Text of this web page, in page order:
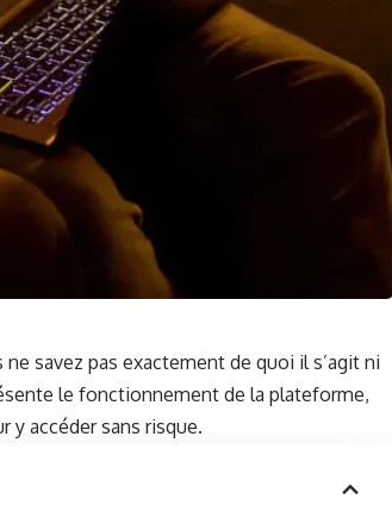
ne savez pas exactement de quoi il s’agit ni
le fonctionnement de la plateforme,
y accéder sans risque.